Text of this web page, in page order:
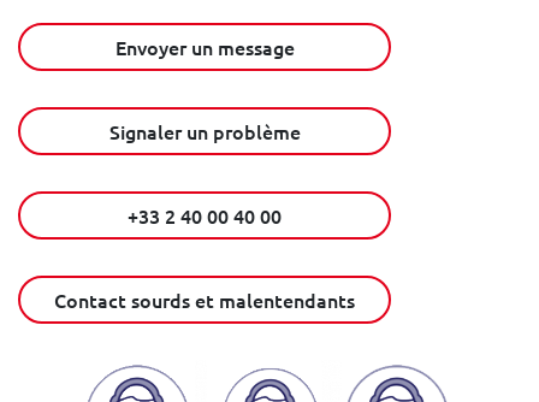
Envoyer un message
Signaler un problème
+33 2 40 00 40 00
Contact sourds et malentendants